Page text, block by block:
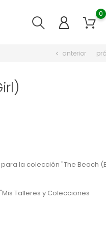
0
chevron_left anterior
la colección "The Beach
Talleres y Colecciones